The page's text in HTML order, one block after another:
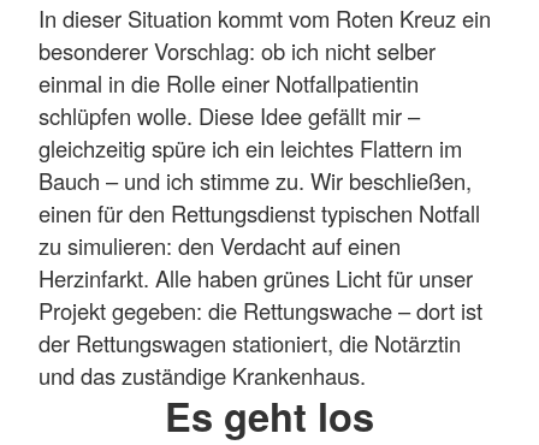
In dieser Situation kommt vom Roten Kreuz ein
besonderer Vorschlag: ob ich nicht selber
einmal in die Rolle einer Notfallpatientin
schlüpfen wolle. Diese Idee gefällt mir –
gleichzeitig spüre ich ein leichtes Flattern im
Bauch – und ich stimme zu. Wir beschließen,
einen für den Rettungsdienst typischen Notfall
zu simulieren: den Verdacht auf einen
Herzinfarkt. Alle haben grünes Licht für unser
Projekt gegeben: die Rettungswache – dort ist
der Rettungswagen stationiert, die Notärztin
und das zuständige Krankenhaus.
Es geht los